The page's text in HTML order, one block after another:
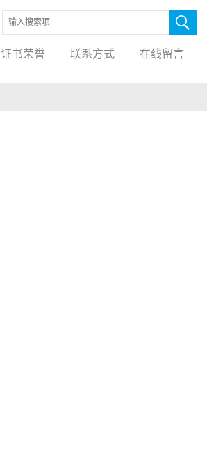
证书荣誉 联系方式 在线留言